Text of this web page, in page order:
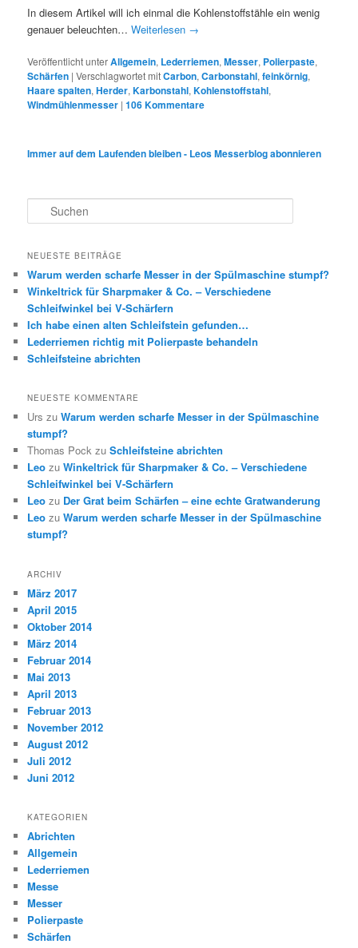
In diesem Artikel will ich einmal die Kohlenstoffstähle ein wenig
genauer beleuchten…Weiterlesen →
Veröffentlicht unterAllgemein, Lederriemen,Messer, Polierpaste,
Schärfen |Verschlagwortet mitCarbon,Carbonstahl,feinkörnig,
Haare spalten,Herder,Karbonstahl,Kohlenstoffstahl,
Windmühlenmesser |106Kommentare
Immer auf dem Laufenden bleiben - Leos Messerblog abonnieren
u
h
n
NEUESTE BEITRÄGE
Warum werden scharfe Messer in der Spülmaschine stumpf?
Winkeltrick für Sharpmaker & Co. – Verschiedene
Schleifwinkel bei V-Schärfern
Ich habe einen alten Schleifstein gefunden…
Lederriemen richtig mit Polierpaste behandeln
Schleifsteine abrichten
NEUESTE KOMMENTARE
Urs zuWarum werden scharfe Messer in der Spülmaschine
stumpf?
Thomas Pock zuSchleifsteine abrichten
Leo zuWinkeltrick für Sharpmaker & Co. – Verschiedene
Schleifwinkel bei V-Schärfern
Leo zu Der Grat beim Schärfen – eine echte Gratwanderung
Leo zuWarum werden scharfe Messer in der Spülmaschine
stumpf?
ARCHIV
März 2017
April 2015
Oktober 2014
März 2014
Februar 2014
Mai 2013
April 2013
Februar 2013
November 2012
August 2012
Juli 2012
Juni 2012
KATEGORIEN
Abrichten
Allgemein
Lederriemen
Messe
Messer
Polierpaste
Schärfen